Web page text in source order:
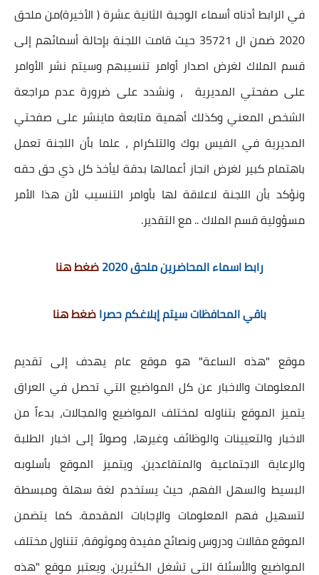
في الرابط أدناه أسماء الوجبة الثانية عشرة ( الأخيرة)من ملحق
2020 ضمن ال 35721 حيث قامت اللجنة بإحالة أسمائهم إلى
قسم الملاك لغرض اصدار أوامر تنسيبهم وسيتم نشر الأوامر
على صفحتي المديرية ، ونشدد على ضرورة عدم مراجعة
الشخص المعني وكذلك أهمية متابعة ماينشر على صفحتي
المديرية في الفيس بوك والتلكرام ، علما بأن اللجنة تعمل
باهتمام كبير لغرض انجاز أعمالها بدقة ليأخذ كل ذي حق حقه
ونؤكد بأن اللجنة لاعلاقة لها بأوامر التنسيب لأن هذا الأمر
مسؤولية قسم الملاك .. مع التقدير.
رابط اسماء المحاضرين ملحق 2020 ضغط هنا
باقي المحافظات سيتم إبلاغكم حصراضغط هنا
موقع "هذه الساعة" هو موقع عام يهدف إلى تقديم
المعلومات والاخبار عن كل المواضيع التي تحصل في العراق
يتميز الموقع بتناوله لمختلف المواضيع والمجالات، بدءاً من
الاخبار والتعيينات والوظائف وغيرها، وصولاً إلى اخبار الطلبة
والرعاية الاجتماعية والمتقاعدين. ويتميز الموقع بأسلوبه
البسيط والسهل الفهم، حيث يستخدم لغة سهلة ومبسطة
لتسهيل فهم المعلومات والإجابات المقدمة. كما يتضمن
الموقع مقالات ودروس ونصائح مفيدة وموثوقة، تتناول مختلف
المواضيع والأسئلة التي تشغل الكثيرين. ويعتبر موقع "هذه